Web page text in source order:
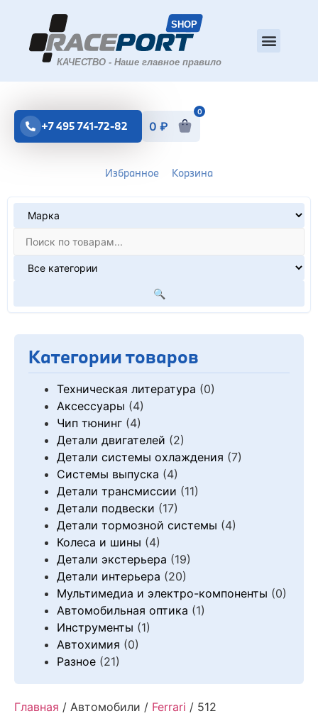
Избранное Корзина
🔍
+7 495 741-72-82 0 ₽
0
Категории товаров
Техническая литература (0)
Аксессуары (4)
Чип тюнинг (4)
Детали двигателей (2)
Детали системы охлаждения (7)
Системы выпуска (4)
Детали трансмиссии (11)
Детали подвески (17)
Детали тормозной системы (4)
Колеса и шины (4)
Детали экстерьера (19)
Детали интерьера (20)
Мультимедиа и электро-компоненты (0)
Автомобильная оптика (1)
Инструменты (1)
Автохимия (0)
Разное (21)
Главная / Автомобили / Ferrari / 512